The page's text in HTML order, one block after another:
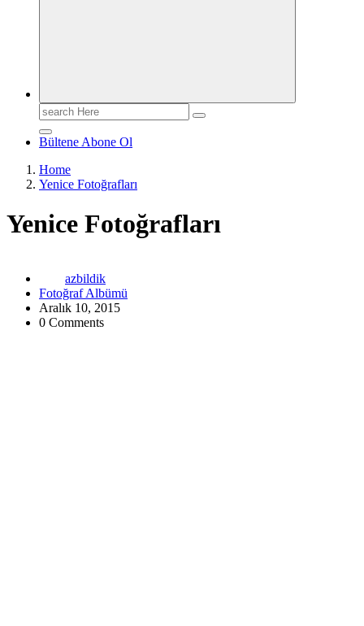
Search
for:
Bültene Abone Ol
Home
Yenice Fotoğrafları
Yenice Fotoğrafları
azbildik
Fotoğraf Albümü
Aralık 10, 2015
0 Comments